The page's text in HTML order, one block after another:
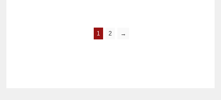
1 2 →